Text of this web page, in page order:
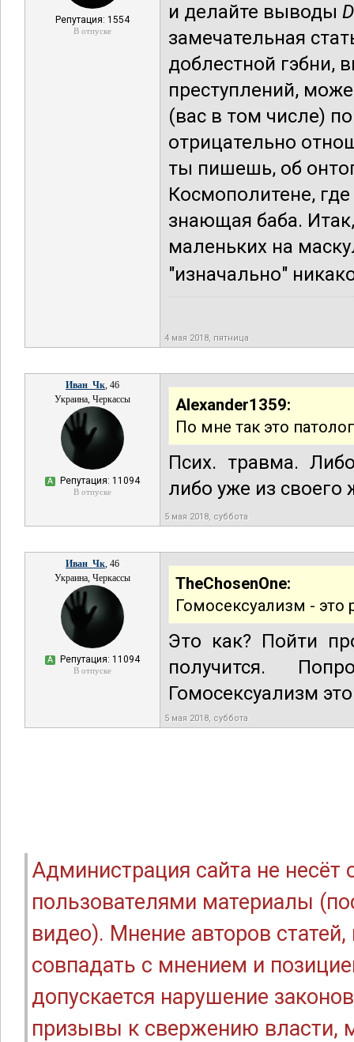
Репутация: 1554
В отпуске
и делайте выводы
замечательная
доблестной гэбни,
преступлений,
(вас в том числе)
отрицательно
ты пишешь, об
Космополитене,
знающая баба.
маленьких на
"изначально"
4 мая 2018, пятница
Иван_Чк, 46
Украина, Черкассы
А Репутация: 11094
В отпуске
Alexander1359:
По мне так это
Псих. травма.
либо уже из своего
5 мая 2018, суббота
Иван_Чк, 46
Украина, Черкассы
А Репутация: 11094
В отпуске
TheChosenOne:
Гомосексуализм - это
Это как? Пойти
получится.
Гомосексуализм
5 мая 2018, суббота
Администрация сайта не
пользователями материалы
видео). Мнение авторов
совпадать с мнением и
допускается нарушение
призывы к свержению власти,